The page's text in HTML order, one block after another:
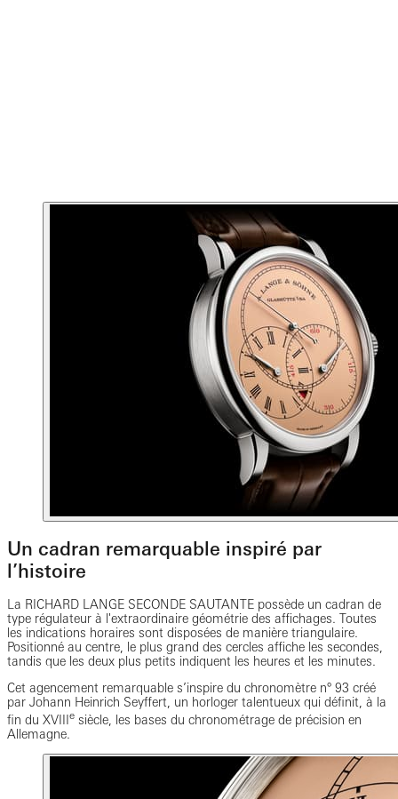
Un cadran remarquable inspiré par
l’histoire
La RICHARD LANGE SECONDE SAUTANTE possède un cadran de
type régulateur à l'extraordinaire géométrie des affichages. Toutes
les indications horaires sont disposées de manière triangulaire.
Positionné au centre, le plus grand des cercles affiche les secondes,
tandis que les deux plus petits indiquent les heures et les minutes.
Cet agencement remarquable s’inspire du chronomètre n° 93 créé
par Johann Heinrich Seyffert, un horloger talentueux qui définit, à la
fin du XVIII e siècle, les bases du chronométrage de précision en
Allemagne.